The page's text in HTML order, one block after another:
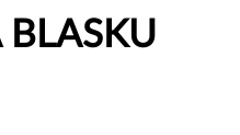
BLASKU